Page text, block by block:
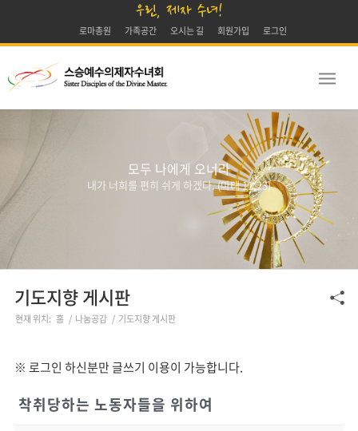
우린, 제자 수녀!
로마총원 가족공간 오시는 길 회원가입 로그인
기도지향 게시판
현재 위치: 홈 / 나눔공감 / 기도지향 게시판
모두 나에게 오너라
내가 너희를 편히 쉬게 하겠다. (마태 11,23)
※ 로그인 하신분만 글쓰기 이용이 가능합니다.
착취당하는 노동자들을 위하여